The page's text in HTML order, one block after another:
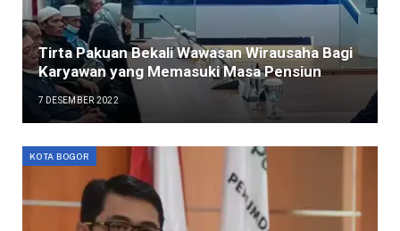
Tirta Pakuan Bekali Wawasan Wirausaha Bagi
Karyawan yang Memasuki Masa Pensiun
7 DESEMBER 2022
KOTA BOGOR